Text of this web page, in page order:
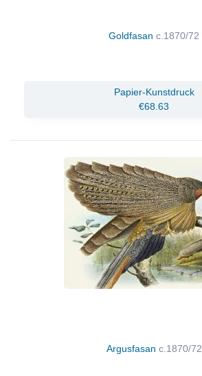
Goldfasan c.1870/72
Papier-Kunstdruck
€68.63
Argusfasan c.1870/72